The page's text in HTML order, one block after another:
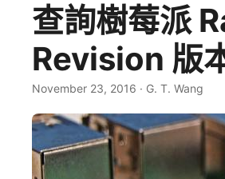
查詢樹莓派
Revision 版
November 23, 2016 · G. T. Wang